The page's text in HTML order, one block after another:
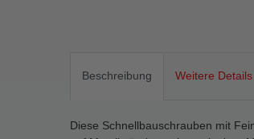
Beschreibung Weitere Details
Diese Schnellbauschrauben mit